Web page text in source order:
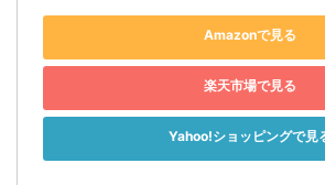
Amazonで見る
楽天市場で見る
Yahoo!ショッピングで見